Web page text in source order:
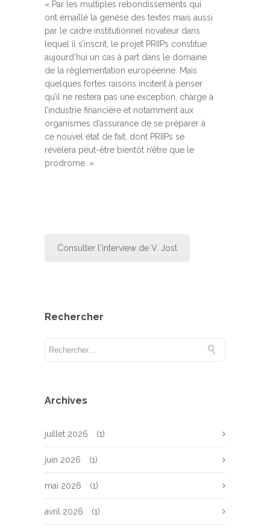
« Par les multiples rebondissements qui
ont émaillé la genèse des textes mais aussi
par le cadre institutionnel novateur dans
lequel il s’inscrit, le projet PRIIPs constitue
aujourd’hui un cas à part dans le domaine
de la règlementation européenne. Mais
quelques fortes raisons incitent à penser
qu’il ne restera pas une exception, charge à
l’industrie financière et notamment aux
organismes d’assurance de se préparer à
ce nouvel état de fait, dont PRIIPs se
révèlera peut-être bientôt n’être que le
prodrome. »
Consulter l'interview de V. Jost
Rechercher
Archives
juillet 2026 (1)
juin 2026 (1)
mai 2026 (1)
avril 2026 (1)